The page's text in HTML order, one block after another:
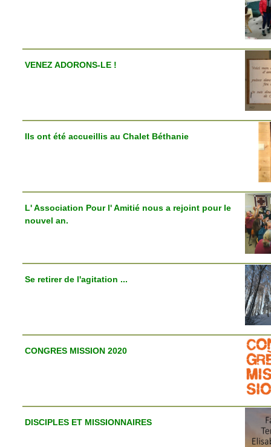
VENEZ ADORONS-LE !
Ils ont été accueillis au Chalet Béthanie
L' Association Pour l' Amitié nous a rejoint pour le
nouvel an.
Se retirer de l'agitation ...
CONGRES MISSION 2020
DISCIPLES ET MISSIONNAIRES